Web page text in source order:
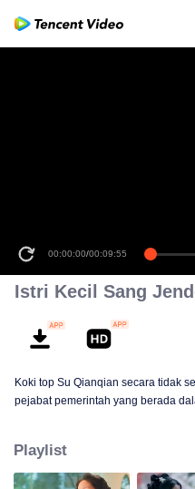
00:00:00/00:09:55
Istri Kecil Sang
Koki top Su Qianqian secara tidak
pejabat pemerintah yang berada
Playlist